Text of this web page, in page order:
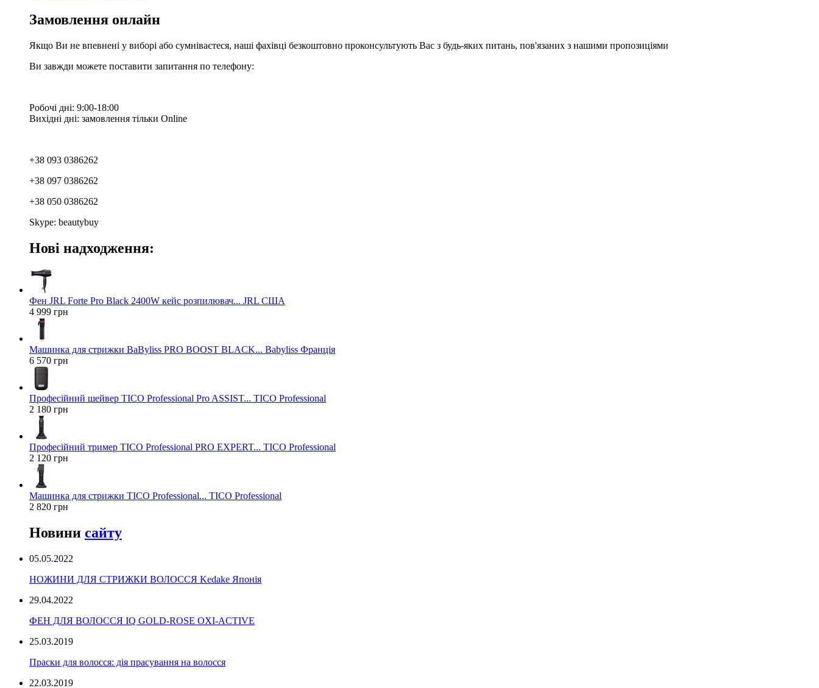
Замовлення онлайн
Якщо Ви не впевнені у виборі або сумніваєтеся, наші фахівці безкоштовно проконсультують Вас з будь-яких питань, пов'язаних з нашими пропозиціями
Ви завжди можете поставити запитання по телефону:
Робочі дні: 9:00-18:00
Вихідні дні: замовлення тільки Online
+38 093 0386262
+38 097 0386262
+38 050 0386262
Skype: beautybuy
Нові надходження:
Фен JRL Forte Pro Black 2400W кейс розпилювач... JRL США
4 999 грн
Машинка для стрижки BaByliss PRO BOOST BLACK... Babyliss Франція
6 570 грн
Професійний шейвер TICO Professional Pro ASSIST... TICO Professional
2 180 грн
Професійний тример TICO Professional PRO EXPERT... TICO Professional
2 120 грн
Машинка для стрижки TICO Professional... TICO Professional
2 820 грн
Новини сайту
05.05.2022
НОЖИНИ ДЛЯ СТРИЖКИ ВОЛОССЯ Kedake Японія
29.04.2022
ФЕН ДЛЯ ВОЛОССЯ IQ GOLD-ROSE OXI-ACTIVE
25.03.2019
Праски для волосся: дія прасування на волосся
22.03.2019